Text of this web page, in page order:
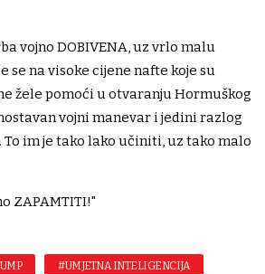
vojno DOBIVENA, uz vrlo malu
se na visoke cijene nafte koje su
žele pomoći u otvaranju Hormuškog
vojni manevar i jedini razlog
im je tako lako učiniti, uz tako malo
ZAPAMTITI!"
#UMJETNA INTELIGENCIJA